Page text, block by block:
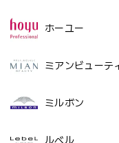
ホーユー
ミアンビューテ
ミルボン
ルベル